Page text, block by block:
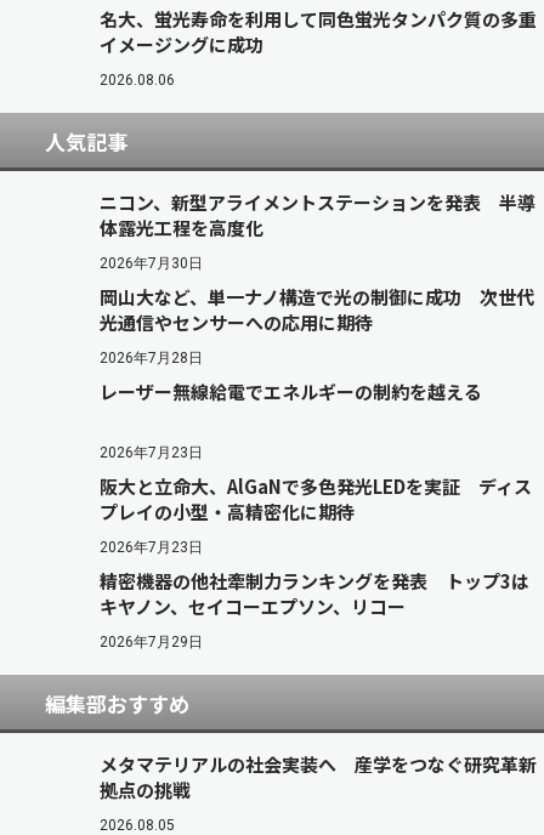
名大、蛍光寿命を利用して同色蛍光タンパク質の多重
イメージングに成功
2026.08.06
人気記事
ニコン、新型アライメントステーションを発表 半導
体露光工程を高度化
2026年7月30日
岡山大など、単一ナノ構造で光の制御に成功 次世代
光通信やセンサーへの応用に期待
2026年7月28日
レーザー無線給電でエネルギーの制約を越える
2026年7月23日
阪大と立命大、AlGaNで多色発光LEDを実証 ディス
プレイの小型・高精密化に期待
2026年7月23日
精密機器の他社牽制力ランキングを発表 トップ3は
キヤノン、セイコーエプソン、リコー
2026年7月29日
編集部おすすめ
メタマテリアルの社会実装へ 産学をつなぐ研究革新
拠点の挑戦
2026.08.05